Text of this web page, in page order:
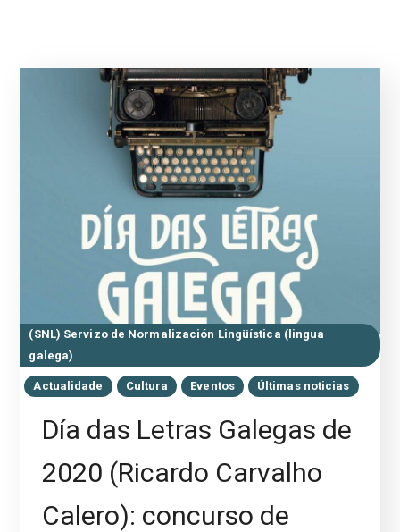
(SNL) Servizo de Normalización Lingüística (lingua
galega)
Actualidade Cultura Eventos Últimas noticias
Día das Letras Galegas de
2020 (Ricardo Carvalho
Calero): concurso de